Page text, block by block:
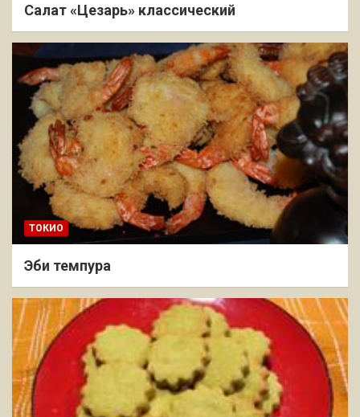
Салат «Цезарь» классический
ТОКИО
Эби темпура